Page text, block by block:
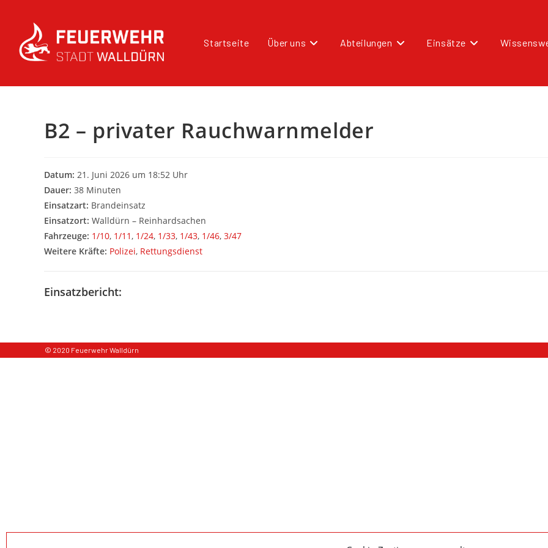
Startseite Über uns Abteilungen Einsätze
B2 – privater Rauchwarnmelder
Datum: 21. Juni 2026 um 18:52 Uhr
Dauer: 38 Minuten
Einsatzart: Brandeinsatz
Einsatzort: Walldürn – Reinhardsachen
Fahrzeuge: 1/10, 1/11, 1/24, 1/33, 1/43, 1/46, 3/47
Weitere Kräfte: Polizei, Rettungsdienst
Einsatzbericht:
© 2020 Feuerwehr Walldürn